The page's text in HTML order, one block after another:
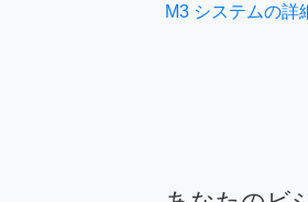
M3 システムの詳